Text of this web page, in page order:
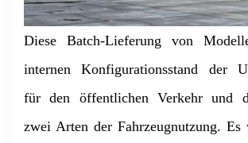
Diese Batch-Lieferung von
internen Konfigurationsstand der
für den öffentlichen Verkehr und
zwei Arten der Fahrzeugnutzung. Es